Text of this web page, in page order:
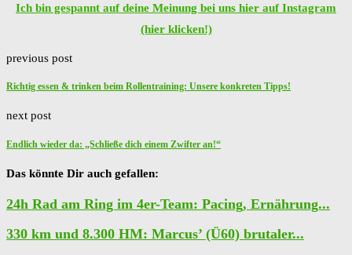
Ich bin gespannt auf deine Meinung bei uns hier auf Instagram
(hier klicken!)
previous post
Richtig essen & trinken beim Rollentraining: Unsere konkreten Tipps!
next post
Endlich wieder da: „Schließe dich einem Zwifter an!“
Das könnte Dir auch gefallen:
24h Rad am Ring im 4er-Team: Pacing, Ernährung...
330 km und 8.300 HM: Marcus’ (Ü60) brutaler...